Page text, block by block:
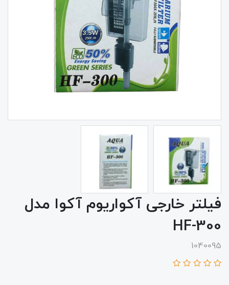
فیلتر خارجی آکواریوم آکوا مدل
HF-300
1040095